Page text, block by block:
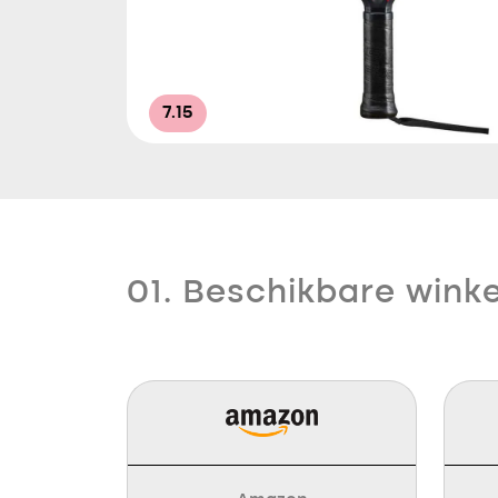
7.15
01. Beschikbare